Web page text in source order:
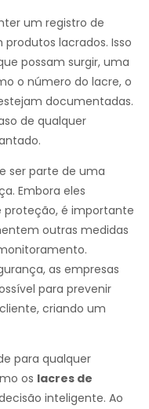
um registro de
lacrados. Isso
possam surgir, uma
o número do lacre, o
documentadas.
de qualquer
ser parte de uma
Embora eles
é importante
outras medidas
as empresas
para prevenir
criando um
para qualquer
os lacres de
inteligente. Ao